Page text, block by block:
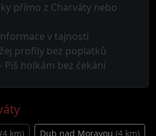
přímo z Charváty nebo
v tajnosti
profily bez poplatků
- Piš holkám bez čekání
(4 km) Dub nad Moravou (4 km)